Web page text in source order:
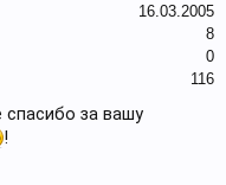
16.03.2005
8
0
116
за вашу
!